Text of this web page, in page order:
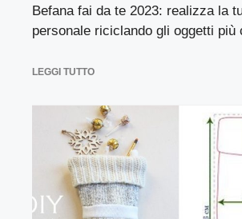
Befana fai da te 2023: realizza la
personale riciclando gli oggetti più
LEGGI TUTTO